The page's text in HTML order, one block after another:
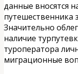
данные вносятся
путешественника
Значительно
наличие
туроператора
миграционные